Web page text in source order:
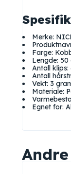
Merke:
Farge:
Lengde: 50
Antall klips:
Antall
Vekt: 3
Materiale:
Egnet for: